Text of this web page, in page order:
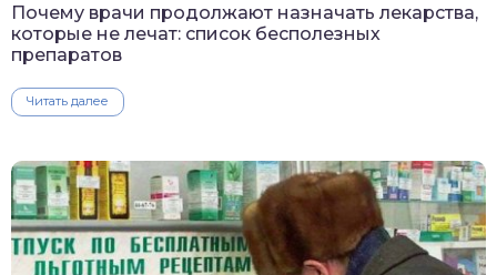
Почему врачи продолжают назначать лекарства,
которые не лечат: список бесполезных
препаратов
Читать далее